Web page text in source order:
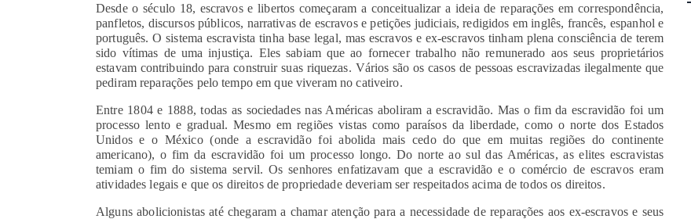
Desde o século 18, escravos e libertos começaram a conceitualizar a ideia de reparações em correspondência,
panfletos, discursos públicos, narrativas de escravos e petições judiciais, redigidos em inglês, francês, espanhol e
português. O sistema escravista tinha base legal, mas escravos e ex-escravos tinham plena consciência de terem
sido vítimas de uma injustiça. Eles sabiam que ao fornecer trabalho não remunerado aos seus proprietários
estavam contribuindo para construir suas riquezas. Vários são os casos de pessoas escravizadas ilegalmente que
pediram reparações pelo tempo em que viveram no cativeiro.
Entre 1804 e 1888, todas as sociedades nas Américas aboliram a escravidão. Mas o fim da escravidão foi um
processo lento e gradual. Mesmo em regiões vistas como paraísos da liberdade, como o norte dos Estados
Unidos e o México (onde a escravidão foi abolida mais cedo do que em muitas regiões do continente
americano), o fim da escravidão foi um processo longo. Do norte ao sul das Américas, as elites escravistas
temiam o fim do sistema servil. Os senhores enfatizavam que a escravidão e o comércio de escravos eram
atividades legais e que os direitos de propriedade deveriam ser respeitados acima de todos os direitos.
Alguns abolicionistas até chegaram a chamar atenção para a necessidade de reparações aos ex-escravos e seus